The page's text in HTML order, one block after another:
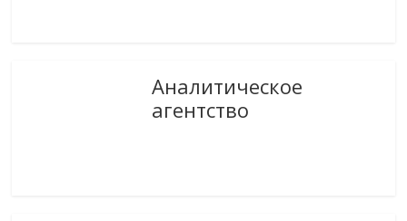
Аналитическое
агентство